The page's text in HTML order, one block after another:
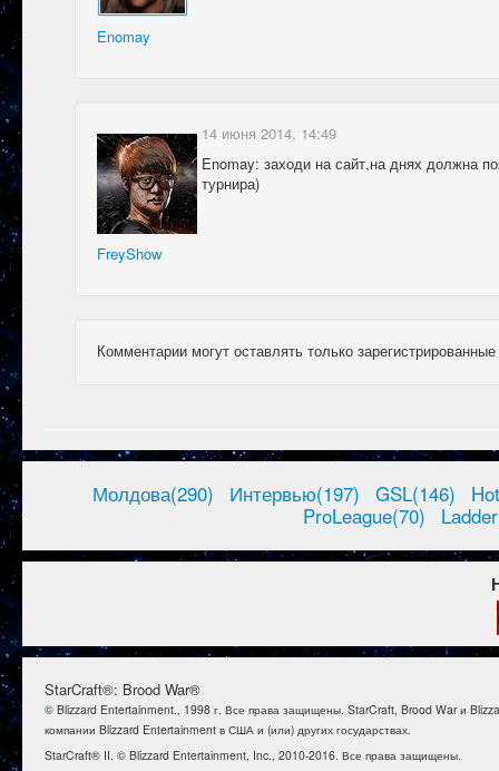
Enomay
FreyShow
14 июня 2014, 14:49
Enomay: заходи на сайт,на днях должна
турнира)
Комментарии могут оставлять только
Молдова(290) Интервью(197) GSL(146)
ProLeague(70)
StarCraft®: Brood War®
© Blizzard Entertainment., 1998 г. Все права защищены. StarCraft, Brood War и
компании Blizzard Entertainment в США и (или) других государствах.
StarCraft® II. © Blizzard Entertainment, Inc., 2010-2016. Все права защищены.